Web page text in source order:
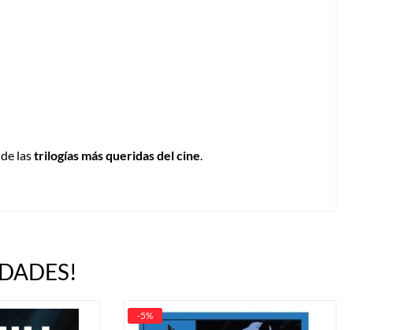
lastrilogías más queridas del cine
-5%